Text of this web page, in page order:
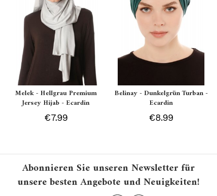
Melek - Hellgrau Premium
Jersey Hijab - Ecardin
€7.99
Belinay - Dunkelgrün Turban -
Ecardin
€8.99
Abonnieren Sie unseren Newsletter für
unsere besten Angebote und Neuigkeiten!